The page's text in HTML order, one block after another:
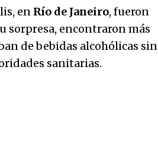
en Río de Janeiro, fueron
sorpresa, encontraron más
de bebidas alcohólicas sin
sanitarias.